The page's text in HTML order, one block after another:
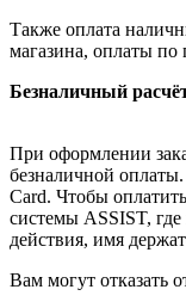
Также оплата
магазина, оплаты по
Безналичный
При оформлении
безналичной
Card. Чтобы
системы ASSIST,
действия, имя
Вам могут отказать